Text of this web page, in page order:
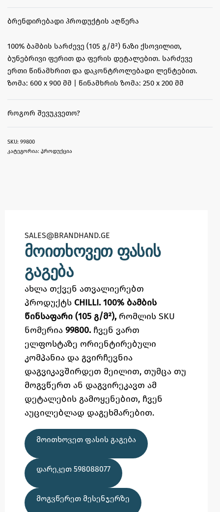
ᲑᲠᲔᲜᲓᲘᲠᲔᲑᲐᲓᲘ ᲞᲠᲝᲓᲣᲥᲢᲘᲡ ᲐᲦᲬᲔᲠᲐ
100% ბამბის სარძევე (105 გ/მ²) ნაზი ქსოვილით,
ბუნებრივი ფერით და ფერის დეტალებით. სარძევე
ერთი წინამხრით და დაკონტროლებადი ლენტებით.
ზომა: 600 x 900 მმ | წინამხრის ზომა: 250 x 200 მმ
ᲠᲝᲒᲝᲠ ᲨᲔᲕᲣᲙᲕᲔᲗᲝ?
99800
კატეგორია: პროდუქცია
SALES@BRANDHAND.GE​
მოითხოვეთ ფასის
გაგება
ახლა თქვენ ათვალიერებთ
პროდუქტს CHILLI. 100% ბამბის
წინსაფარი (105 გ/მ²), რომლის SKU
ნომერია 99800. ჩვენ ვართ
ელფოსტაზე ორიენტირებული
კომპანია და გვირჩევნია
დაგვიკავშირდეთ მეილით, თუმცა თუ
მოგვწერთ ან დაგვირეკავთ ამ
დეტალების გამოყენებით, ჩვენ
აუცილებლად დაგეხმარებით.
ᲛᲝᲘᲗᲮᲝᲕᲔᲗ ᲤᲐᲡᲘᲡ ᲒᲐᲒᲔᲑᲐ
ᲓᲐᲠᲔᲙᲔᲗ 598088077
ᲛᲝᲒᲕᲬᲔᲠᲔᲗ ᲛᲔᲡᲔᲜᲯᲔᲠᲖᲔ